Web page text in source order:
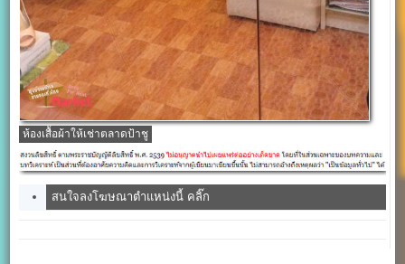
ห้องเสื้อผ้าให้เช่าตลาดป้าชู
สนใจลงโฆษณาตำแหน่งนี้ คลิ๊ก